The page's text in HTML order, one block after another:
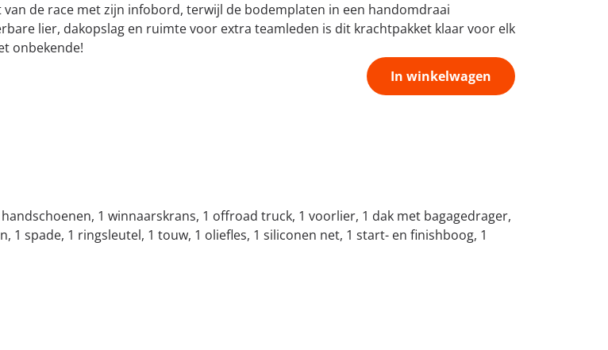
de race met zijn infobord, terwijl de bodemplaten in een handomdraai
lier, dakopslag en ruimte voor extra teamleden is dit krachtpakket klaar voor elk
onbekende!
In winkelwagen
1 winnaarskrans, 1 offroad truck, 1 voorlier, 1 dak met bagagedrager,
spade, 1 ringsleutel, 1 touw, 1 oliefles, 1 siliconen net, 1 start- en finishboog, 1